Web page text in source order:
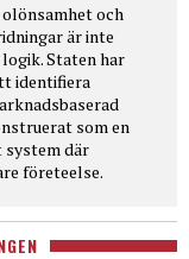
olönsamhet och
är inte
Staten har
identifiera
som en
system där
företeelse.